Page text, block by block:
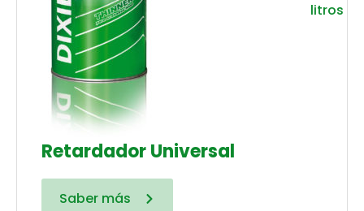
litros
Retardador Universal
Saber más